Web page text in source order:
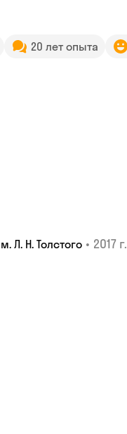
20 лет опыта
Л. Н. Толстого • 2017 г.